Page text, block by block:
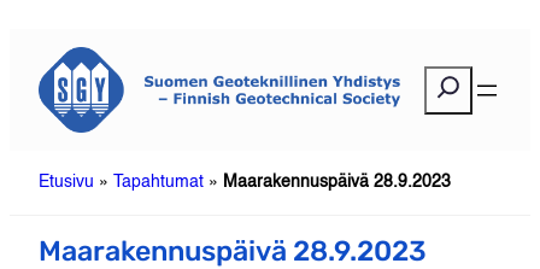
sisältöön
Etusivu » Tapahtumat » Maarakennuspäivä 28.9.2023
Maarakennuspäivä 28.9.2023